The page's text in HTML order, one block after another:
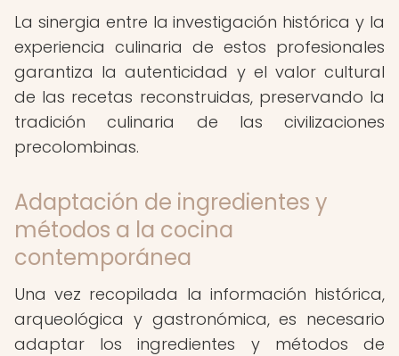
La sinergia entre la investigación histórica y la
experiencia culinaria de estos profesionales
garantiza la autenticidad y el valor cultural
de las recetas reconstruidas, preservando la
tradición culinaria de las civilizaciones
precolombinas.
Adaptación de ingredientes y
métodos a la cocina
contemporánea
Una vez recopilada la información histórica,
arqueológica y gastronómica, es necesario
adaptar los ingredientes y métodos de